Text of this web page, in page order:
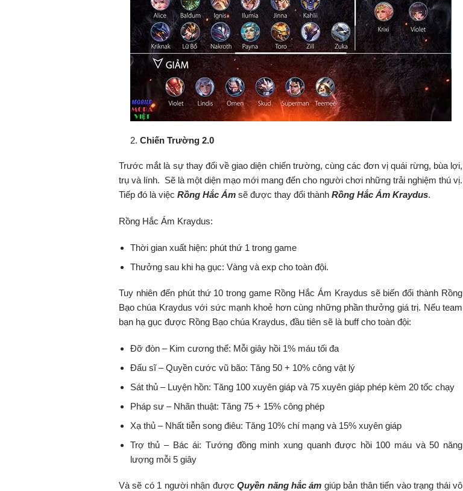
Chiến Trường 2.0
Trước mắt là sự thay đổi về giao diện chiến trường, cùng các đơn vị quái rừng, bùa lợi,
trụ và lính. Sẽ là một diện mạo mới mang đến cho người chơi những trải nghiệm thú vị.
Tiếp đó là việc Rồng Hắc Ám sẽ được thay đổi thành Rồng Hắc Ám Kraydus.
Rồng Hắc Ám Kraydus:
Thời gian xuất hiện: phút thứ 1 trong game
Thưởng sau khi hạ gục: Vàng và exp cho toàn đội.
Tuy nhiên đến phút thứ 10 trong game Rồng Hắc Ám Kraydus sẽ biến đổi thành Rồng
Bạo chúa Kraydus với sức mạnh khoẻ hơn cùng những phần thưởng giá trị. Nếu team
bạn hạ gục được Rồng Bạo chúa Kraydus, đầu tiên sẽ là buff cho toàn đội:
Đỡ đòn – Kim cương thể: Mỗi giây hồi 1% máu tối đa
Đấu sĩ – Quyền cước vũ bão: Tăng 50 + 10% công vật lý
Sát thủ – Luyện hồn: Tăng 100 xuyên giáp và 75 xuyên giáp phép kèm 20 tốc chạy
Pháp sư – Nhãn thuật: Tăng 75 + 15% công phép
Xạ thủ – Nhất tiễn song điêu: Tăng 10% chí mạng và 15% xuyên giáp
Trợ thủ – Bác ái: Tướng đồng minh xung quanh được hồi 100 máu và 50 năng
lượng mỗi 5 giây
Và sẽ có 1 người nhận đượcQuyền năng hắc ám giúp bản thân tiến vào trạng thái vô